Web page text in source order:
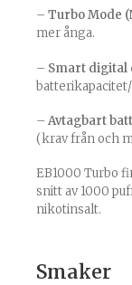
– Turbo Mode
mer ånga.
– Smart digital
– Avtagbart
(krav från och
EB1000 Turbo
snitt av 1000
nikotinsalt.
Smaker